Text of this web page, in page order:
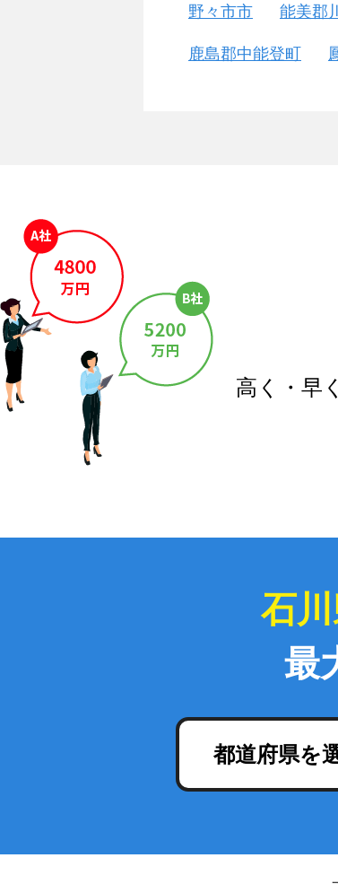
野々市市 能美郡
鹿島郡中能登町
高く・早
石
最
都道府県を